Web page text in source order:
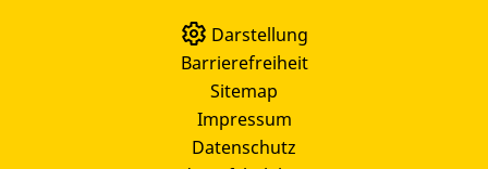
Darstellung
Barrierefreiheit
Sitemap
Impressum
Datenschutz